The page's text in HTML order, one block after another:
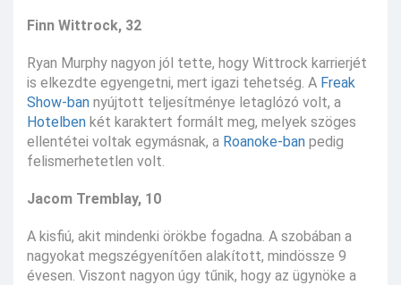
Finn Wittrock, 32
Ryan Murphy nagyon jól tette, hogy Wittrock karrierjét
is elkezdte egyengetni, mert igazi tehetség. A Freak
Show-ban nyújtott teljesítménye letaglózó volt, a
Hotelben két karaktert formált meg, melyek szöges
ellentétei voltak egymásnak, a Roanoke-ban pedig
felismerhetetlen volt.
Jacom Tremblay, 10
A kisfiú, akit mindenki örökbe fogadna. A szobában a
nagyokat megszégyenítően alakított, mindössze 9
évesen. Viszont nagyon úgy tűnik, hogy az ügynöke a